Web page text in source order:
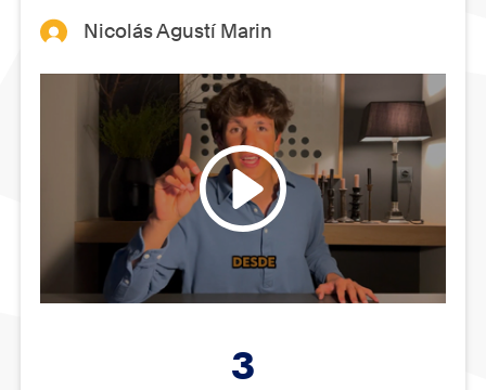
Nicolás Agustí Marin
3